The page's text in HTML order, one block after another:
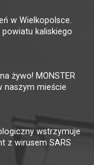
w Wielkopolsce.
kaliskiego
żywo! MONSTER
naszym mieście
wstrzymuje
z wirusem SARS